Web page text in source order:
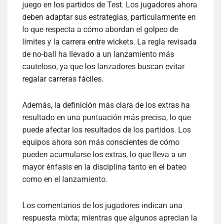
juego en los partidos de Test. Los jugadores ahora
deben adaptar sus estrategias, particularmente en
lo que respecta a cómo abordan el golpeo de
límites y la carrera entre wickets. La regla revisada
de no-ball ha llevado a un lanzamiento más
cauteloso, ya que los lanzadores buscan evitar
regalar carreras fáciles.
Además, la definición más clara de los extras ha
resultado en una puntuación más precisa, lo que
puede afectar los resultados de los partidos. Los
equipos ahora son más conscientes de cómo
pueden acumularse los extras, lo que lleva a un
mayor énfasis en la disciplina tanto en el bateo
como en el lanzamiento.
Los comentarios de los jugadores indican una
respuesta mixta; mientras que algunos aprecian la